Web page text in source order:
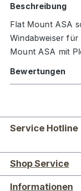
Beschreibung
Flat Mount ASA
Windabweiser
Mount ASA mit
Bewertungen
Service Hotline
Shop Service
Informationen